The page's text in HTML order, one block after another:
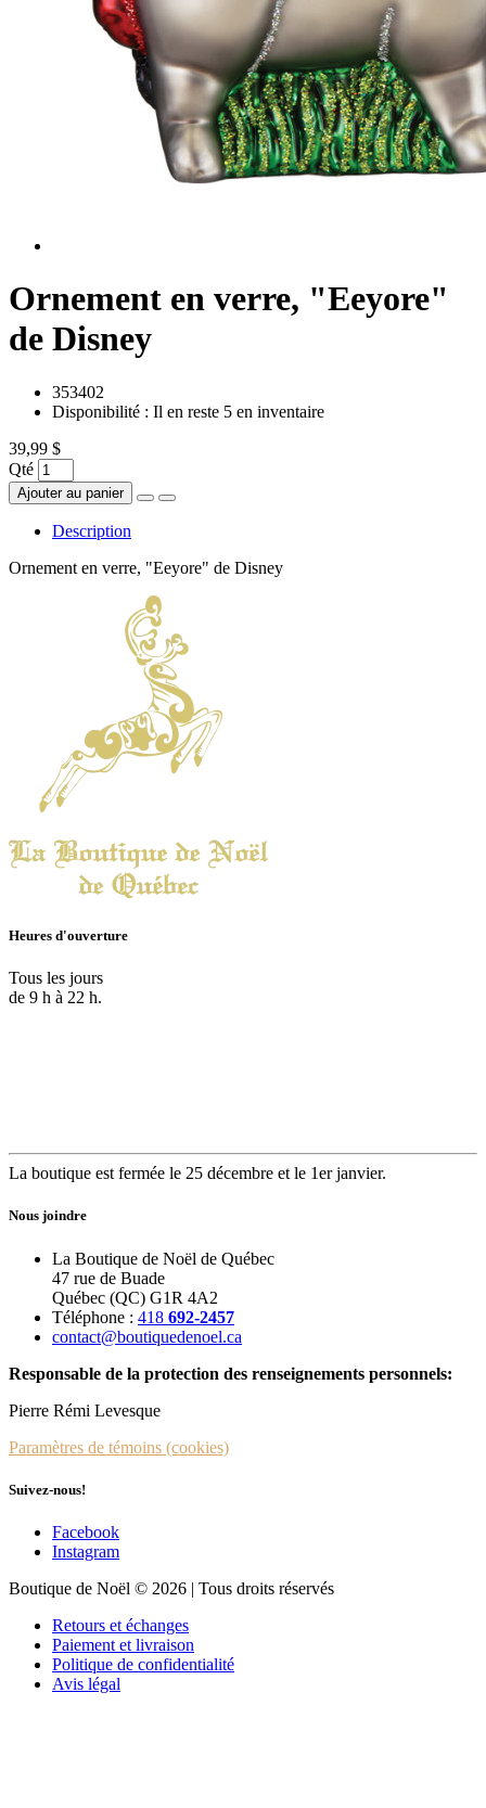
Ornement en verre, "Eeyore"
de Disney
353402
Disponibilité : Il en reste 5 en inventaire
39,99 $
Qté
Ajouter au panier
Description
Ornement en verre, "Eeyore" de Disney
Heures d'ouverture
Tous les jours
de 9 h à 22 h.
La boutique est fermée le 25 décembre et le 1er janvier.
Nous joindre
La Boutique de Noël de Québec
47 rue de Buade
Québec (QC) G1R 4A2
Téléphone : 418 692-2457
contact@boutiquedenoel.ca
Responsable de la protection des renseignements personnels:
Pierre Rémi Levesque
Paramètres de témoins (cookies)
Suivez-nous!
Facebook
Instagram
Boutique de Noël © 2026 | Tous droits réservés
Retours et échanges
Paiement et livraison
Politique de confidentialité
Avis légal